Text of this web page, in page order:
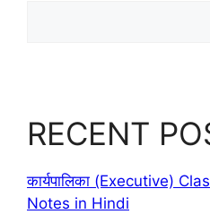
RECENT
कार्यपालिका (Executive)
Notes in Hindi